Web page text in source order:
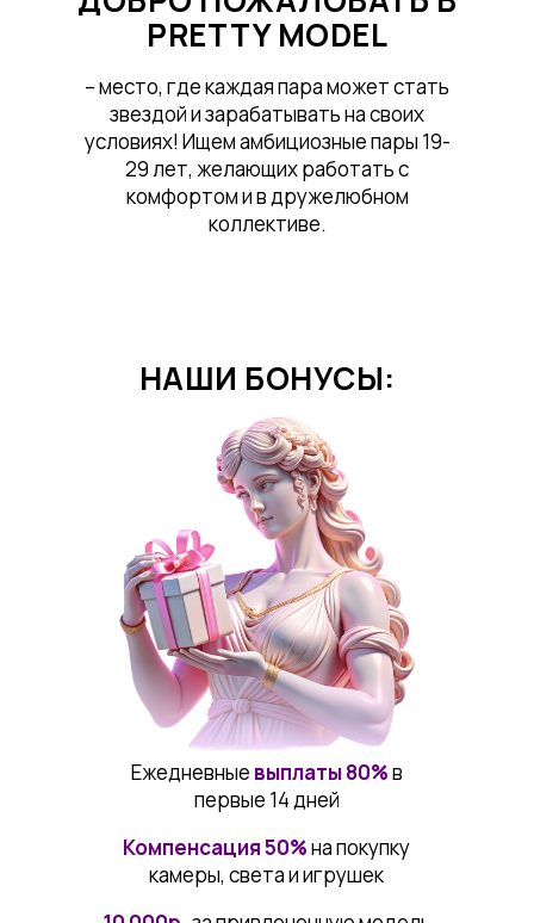
PRETTY MODEL
– место, где каждая пара может стать
звездой и зарабатывать на своих
условиях! Ищем амбициозные пары 19-
29 лет, желающих работать с
комфортом и в дружелюбном
коллективе.
НАШИ БОНУСЫ:
Ежедневные выплаты 80%в
первые 14 дней
Компенсация 50%на покупку
камеры, света и игрушек